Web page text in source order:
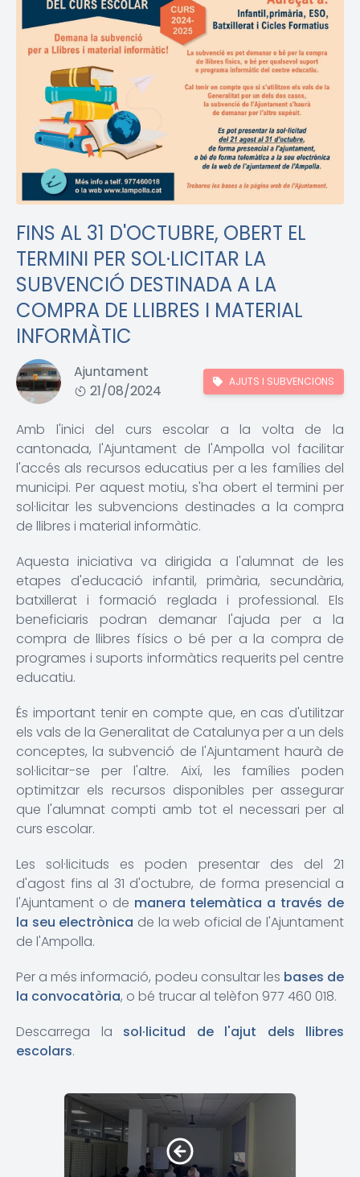
FINS AL 31 D'OCTUBRE, OBERT EL
TERMINI PER SOL·LICITAR LA
SUBVENCIÓ DESTINADA A LA
COMPRA DE LLIBRES I MATERIAL
INFORMÀTIC
Ajuntament
21/08/2024
AJUTS I SUBVENCIONS
Amb l'inici del curs escolar a la volta de la
cantonada, l'Ajuntament de l'Ampolla vol facilitar
l'accés als recursos educatius per a les famílies del
municipi. Per aquest motiu, s'ha obert el termini per
sol·licitar les subvencions destinades a la compra
de llibres i material informàtic.
Aquesta iniciativa va dirigida a l'alumnat de les
etapes d'educació infantil, primària, secundària,
batxillerat i formació reglada i professional. Els
beneficiaris podran demanar l'ajuda per a la
compra de llibres físics o bé per a la compra de
programes i suports informàtics requerits pel centre
educatiu.
És important tenir en compte que, en cas d'utilitzar
els vals de la Generalitat de Catalunya per a un dels
conceptes, la subvenció de l'Ajuntament haurà de
sol·licitar-se per l'altre. Així, les famílies poden
optimitzar els recursos disponibles per assegurar
que l'alumnat compti amb tot el necessari per al
curs escolar.
Les sol·licituds es poden presentar des del 21
d'agost fins al 31 d'octubre, de forma presencial a
l'Ajuntament o de manera telemàtica a través de
la seu electrònica de la web oficial de l'Ajuntament
de l'Ampolla.
Per a més informació, podeu consultar les bases de
la convocatòria, o bé trucar al telèfon 977 460 018.
Descarrega la sol·licitud de l'ajut dels llibres
escolars.